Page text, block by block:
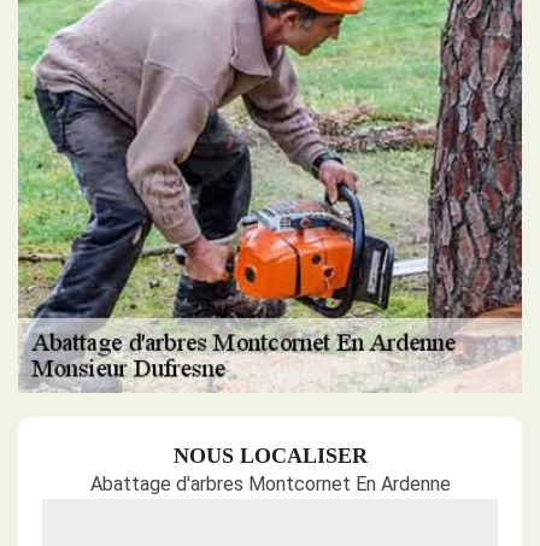
NOUS LOCALISER
Abattage d'arbres Montcornet En Ardenne